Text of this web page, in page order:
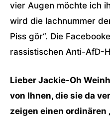
vier Augen möchte ich
wird die lachnummer
Piss gör“. Die
rassistischen Anti-AfD-
Lieber Jackie-Oh
von Ihnen, die sie da
zeigen einen ordinären